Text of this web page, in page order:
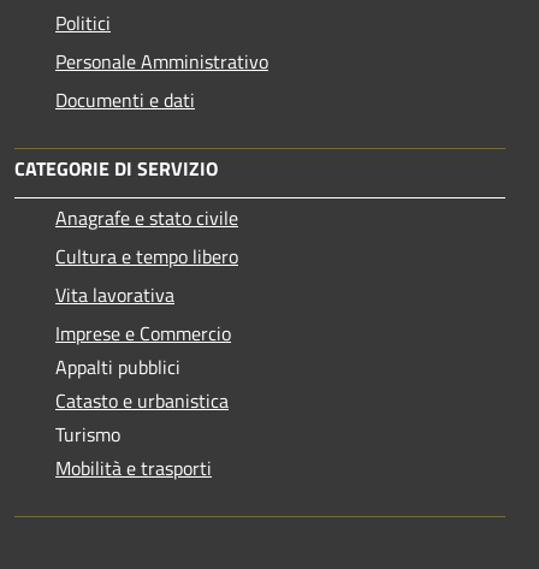
Politici
Personale Amministrativo
Documenti e dati
CATEGORIE DI SERVIZIO
Anagrafe e stato civile
Cultura e tempo libero
Vita lavorativa
Imprese e Commercio
Appalti pubblici
Catasto e urbanistica
Turismo
Mobilità e trasporti